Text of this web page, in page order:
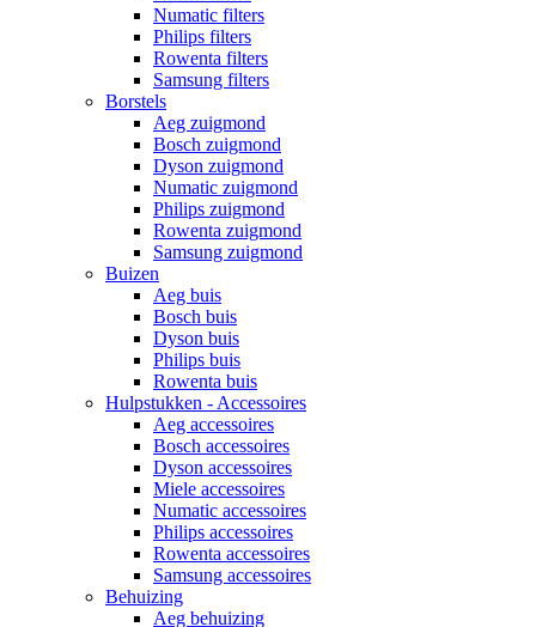
Numatic filters
Philips filters
Rowenta filters
Samsung filters
Borstels
Aeg zuigmond
Bosch zuigmond
Dyson zuigmond
Numatic zuigmond
Philips zuigmond
Rowenta zuigmond
Samsung zuigmond
Buizen
Aeg buis
Bosch buis
Dyson buis
Philips buis
Rowenta buis
Hulpstukken - Accessoires
Aeg accessoires
Bosch accessoires
Dyson accessoires
Miele accessoires
Numatic accessoires
Philips accessoires
Rowenta accessoires
Samsung accessoires
Behuizing
Aeg behuizing